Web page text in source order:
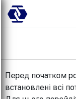
Skip to Content
Перед початком
встановлені всі